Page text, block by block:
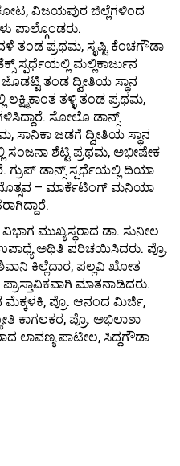
ವಿಜಯಪುರ ಜಿಲ್ಲೆಗಳಿಂದ
ಪಾಲ್ಗೊಂಡರು.
ತಂಡ ಪ್ರಥಮ, ಸೃಷ್ಟಿ ಕೆಂಚಗೌಡಾ
ಸ್ಪರ್ಧೆಯಲ್ಲಿ ಮಲ್ಲಿಕಾರ್ಜುನ
ತಂಡ ದ್ವೀತಿಯ ಸ್ಥಾನ
ತಳ್ಳಿ ತಂಡ ಪ್ರಥಮ,
ಸೋಲೊ ಡಾನ್ಸ್
ಸಾನಿಕಾ ಜಡಗೆ ದ್ವೀತಿಯ ಸ್ಥಾನ
ಸಂಜನಾ ಶೆಟ್ಟಿ ಪ್ರಥಮ, ಅಭೀಷೇಕ
ಗ್ರುಪ್ ಡಾನ್ಸ್ ಸ್ಪರ್ಧೆಯಲ್ಲಿ ದಿಯಾ
– ಮಾರ್ಕೆಟಿಂಗ್ ಮನಿಯಾ
ಮುಖ್ಯಸ್ಥರಾದ ಡಾ. ಸುನೀಲ
ಉಪಾಧ್ಯೆ ಅಥಿತಿ ಪರಿಚಯಿಸಿದರು. ಪ್ರೊ.
ಕಿಲ್ಲೆದಾರ, ಪಲ್ಲವಿ ಖೋತ
ಮಾತನಾಡಿದರು.
ಪ್ರೊ. ಆನಂದ ಮಿರ್ಜಿ,
ಕಾಗಲಕರ, ಪ್ರೊ. ಅಭಿಲಾಶಾ
ಲಾವಣ್ಯ ಪಾಟೀಲ, ಸಿದ್ದಗೌಡಾ